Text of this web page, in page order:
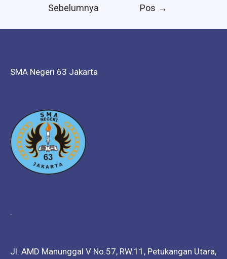
Sebelumnya
Pos →
SMA Negeri 63 Jakarta
.
Jl. AMD Manunggal V No.57, RW.11, Petukangan Utara,